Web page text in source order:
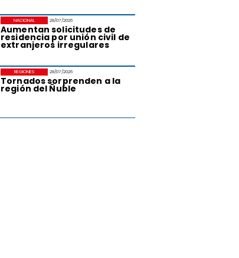
28/07/2026
Aumentan solicitudes de
residencia por unión civil de
extranjeros irregulares
NACIONAL
28/07/2026
Tornados sorprenden a la
región del Ñuble
REGIONES